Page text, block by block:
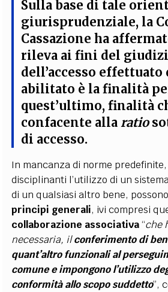
Sulla base di tale
giurisprudenziale, la
Cassazione ha
rileva ai fini del
dell’accesso
abilitato è la finalità
quest’ultimo, finalità
confacente allaratio
di accesso.
In mancanza di norme
disciplinanti l’utilizzo di un
di un qualsiasi altro bene,
principi generali, ivi compresi
collaborazione associativa“che
necessaria, ilconferimento di
quant’altro funzionali al
comune e impongono l’utilizzo
conformità allo scopo suddetto”,